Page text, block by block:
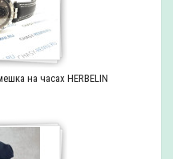
на часах HERBELIN